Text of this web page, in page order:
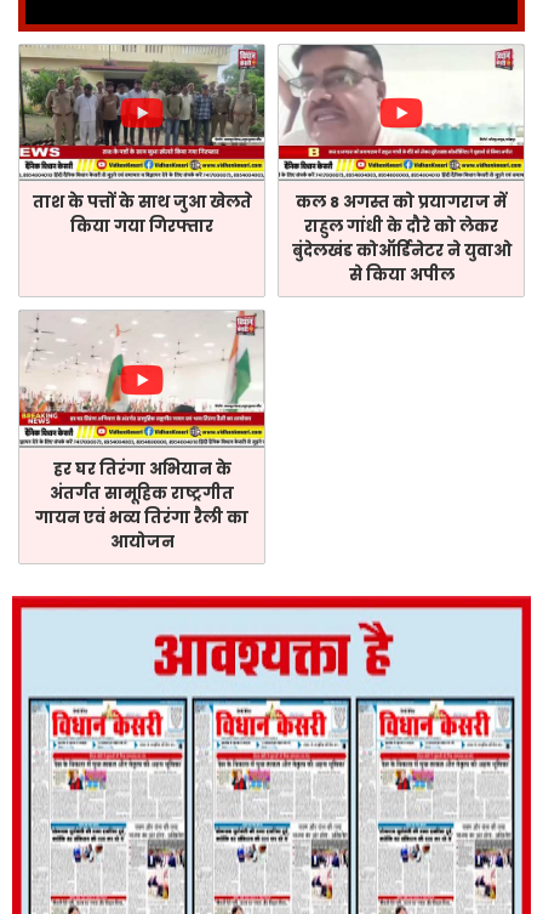
ताश के पत्तों के साथ जुआ खेलते
किया गया गिरफ्तार
कल 8 अगस्त को प्रयागराज में
राहुल गांधी के दौरे को लेकर
बुंदेलखंड कोऑर्डिनेटर ने युवाओ
से किया अपील
हर घर तिरंगा अभियान के
अंतर्गत सामूहिक राष्ट्रगीत
गायन एवं भव्य तिरंगा रैली का
आयोजन